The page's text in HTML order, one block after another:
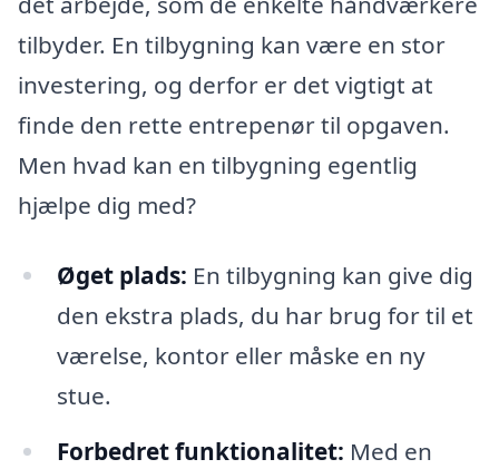
tilbyder. En tilbygning kan være en stor
investering, og derfor er det vigtigt at
finde den rette entrepenør til opgaven.
Men hvad kan en tilbygning egentlig
hjælpe dig med?
Øget plads: En tilbygning kan give dig
den ekstra plads, du har brug for til et
værelse, kontor eller måske en ny
stue.
Forbedret funktionalitet: Med en